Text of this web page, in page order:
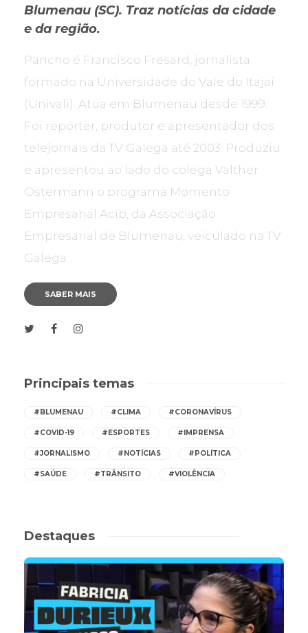
Blumenau (SC). Traz notícias da cidade
e da região.
Pancho é Francisco Fresard, jornalista
formado na Universidade do Vale do Itajaí
(Univali). Atua em Blumenau desde 1999.
Foi repórter, produtor e apresentador dos
telejornais da TV Galega até 2003. Produziu
e apresentou ao lado do colega Valther
Ostermann o programa Momento
Empresarial Acib, da Associação
Empresarial de Blumenau, veiculado na TV
Galega.
SABER MAIS
Principais temas
#BLUMENAU #CLIMA #CORONAVÍRUS
#COVID-19 #ESPORTES #IMPRENSA
#JORNALISMO #NOTÍCIAS #POLÍTICA
#SAÚDE #TRÂNSITO #VIOLÊNCIA
Destaques